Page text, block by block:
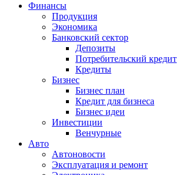
Финансы
Продукция
Экономика
Банковский сектор
Депозиты
Потребительский кредит
Кредиты
Бизнес
Бизнес план
Кредит для бизнеса
Бизнес идеи
Инвестиции
Венчурные
Авто
Автоновости
Эксплуатация и ремонт